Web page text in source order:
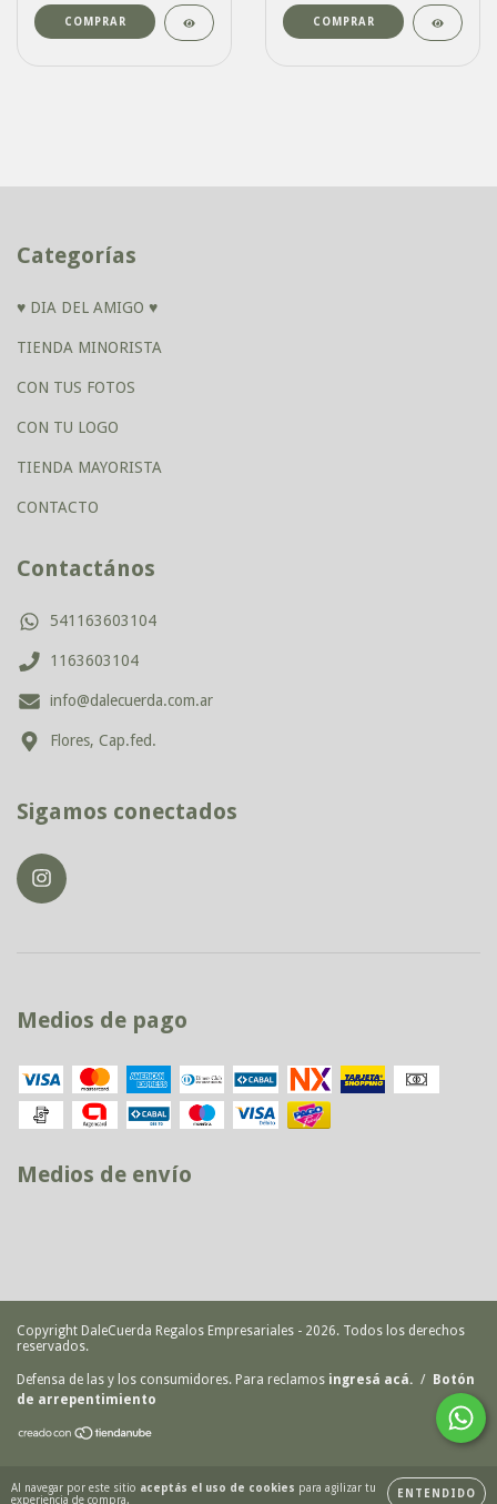
Al navegar por este sitio aceptás el uso de cookies para agilizar tu
experiencia de compra.
ENTENDIDO
COMPRAR COMPRAR
Categorías
♥ DIA DEL AMIGO ♥
TIENDA MINORISTA
CON TUS FOTOS
CON TU LOGO
TIENDA MAYORISTA
CONTACTO
Contactános
541163603104
1163603104
info@dalecuerda.com.ar
Flores, Cap.fed.
Sigamos conectados
Medios de pago
Medios de envío
Copyright DaleCuerda Regalos Empresariales - 2026. Todos los derechos
reservados.
Defensa de las y los consumidores. Para reclamos ingresá acá. /
Botón
de arrepentimiento